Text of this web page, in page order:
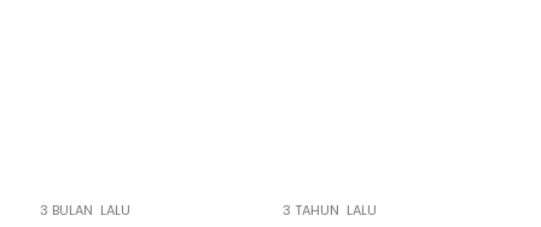
3 BULAN LALU 3 TAHUN LALU